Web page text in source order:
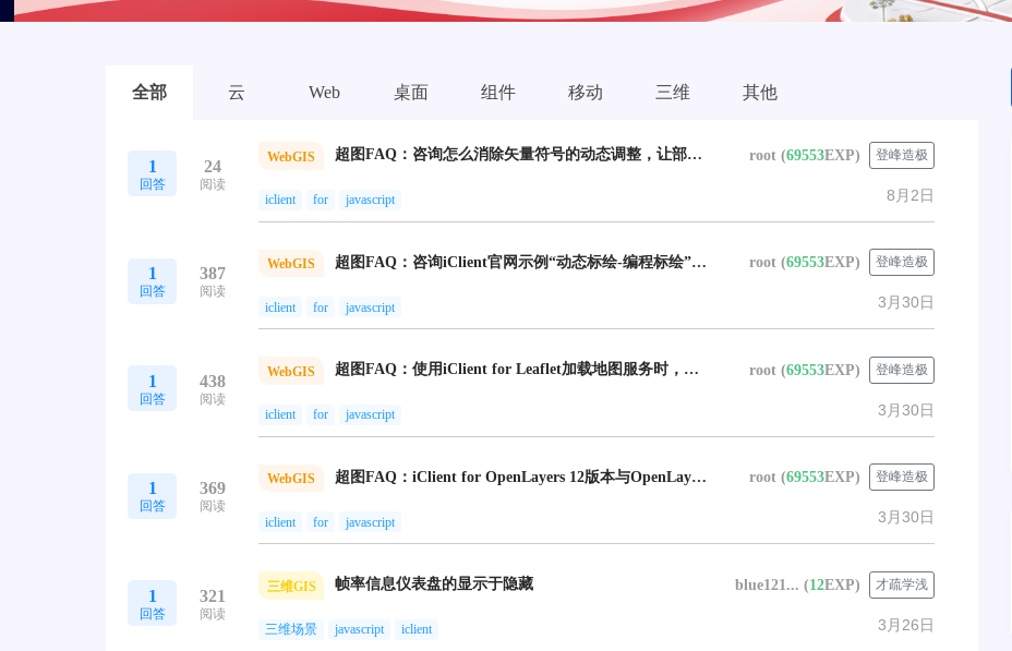
全部 云 Web 桌面 组件 移动 三维 其他
1
回答
24
阅读
WebGIS 超图FAQ：咨询怎么消除矢量符号的动态调整，让部分图层符号大小固定，不随底图缩放自动调整；数据稠密时希望符号到某一级就不再变小。 root (69553EXP) 登峰造极
8月2日
iclient for javascript
1
回答
387
阅读
WebGIS 超图FAQ：咨询iClient官网示例“动态标绘-编程标绘”中，是否支持添加自定义文本的标号，而不仅是默认的“请输入文本”。 root (69553EXP) 登峰造极
3月30日
iclient for javascript
1
回答
438
阅读
WebGIS 超图FAQ：使用iClient for Leaflet加载地图服务时，希望只显示满足特定SQL查询条件（如sjpc_uid = '...'）的部分数据，咨询实现的接口或示例。 root (69553EXP) 登峰造极
3月30日
iclient for javascript
1
回答
369
阅读
WebGIS 超图FAQ：iClient for OpenLayers 12版本与OpenLayers 10.5和7.5版本均不兼容，npm安装后在项目中引入并加载地图服务时报错。 root (69553EXP) 登峰造极
3月30日
iclient for javascript
1
回答
321
阅读
三维GIS 帧率信息仪表盘的显示于隐藏 blue121... (12EXP) 才疏学浅
3月26日
三维场景 javascript iclient